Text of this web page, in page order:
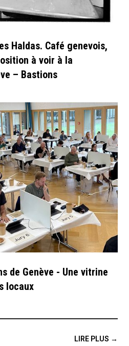
Haldas. Café genevois,
à voir à la
– Bastions
de Genève - Une vitrine
locaux
LIRE PLUS →